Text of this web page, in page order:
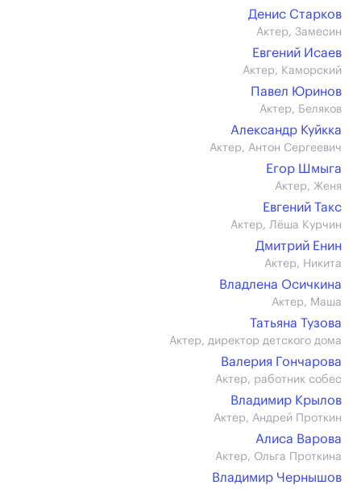
Денис Старков
Актер, Замесин
Евгений Исаев
Актер, Каморский
Павел Юринов
Актер, Беляков
Александр Куйкка
Актер, Антон Сергеевич
Егор Шмыга
Актер, Женя
Евгений Такс
Актер, Лёша Курчин
Дмитрий Енин
Актер, Никита
Владлена Осичкина
Актер, Маша
Татьяна Тузова
Актер, директор детского дома
Валерия Гончарова
Актер, работник собес
Владимир Крылов
Актер, Андрей Проткин
Алиса Варова
Актер, Ольга Проткина
Владимир Чернышов